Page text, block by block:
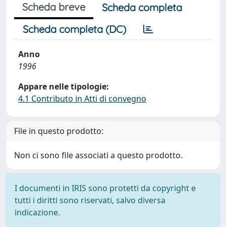
Scheda breve
Scheda completa
Scheda completa (DC)
Anno
1996
Appare nelle tipologie:
4.1 Contributo in Atti di convegno
File in questo prodotto:
Non ci sono file associati a questo prodotto.
I documenti in IRIS sono protetti da copyright e
tutti i diritti sono riservati, salvo diversa
indicazione.